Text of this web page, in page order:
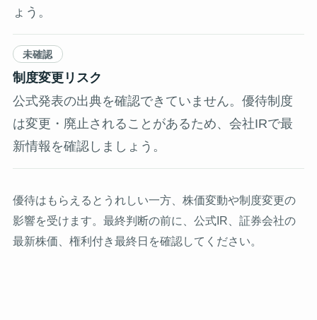
ょう。
未確認
制度変更リスク
公式発表の出典を確認できていません。優待制度
は変更・廃止されることがあるため、会社IRで最
新情報を確認しましょう。
優待はもらえるとうれしい一方、株価変動や制度変更の
影響を受けます。最終判断の前に、公式IR、証券会社の
最新株価、権利付き最終日を確認してください。